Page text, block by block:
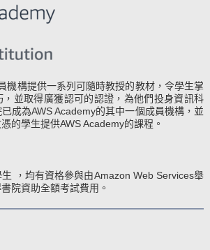
機構提供一系列可隨時教授的教材，令學生掌
並取得廣獲認可的認證，為他們投身資訊科
成為AWS Academy的其中一個成員機構，並
的學生提供AWS Academy的課程。
，均有資格參與由Amazon Web Services舉
院資助全額考試費用。